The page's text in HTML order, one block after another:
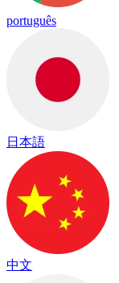
português
日本語
中文